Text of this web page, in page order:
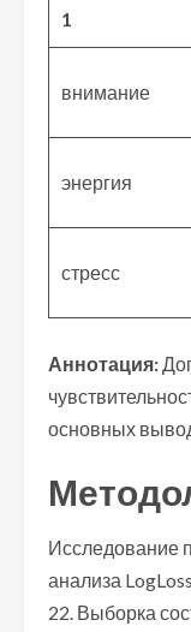
1
внимание
энергия
стресс
Аннотация:
основных
Исследование
анализа
22. Выборка